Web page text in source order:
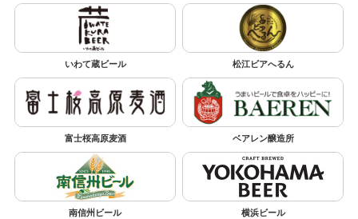
いわて蔵ビール 松江ビアへるん
富士桜高原麦酒 ベアレン醸造所
南信州ビール 横浜ビール